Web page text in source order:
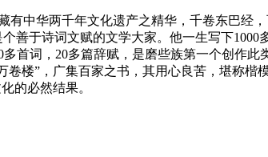
中华两千年文化遗产之精华，千卷东巴经
善于诗词文赋的文学大家。他一生写下
首词，20多篇辞赋，是磨些族第一个创作
楼”，广集百家之书，其用心良苦，堪称楷
的必然结果。